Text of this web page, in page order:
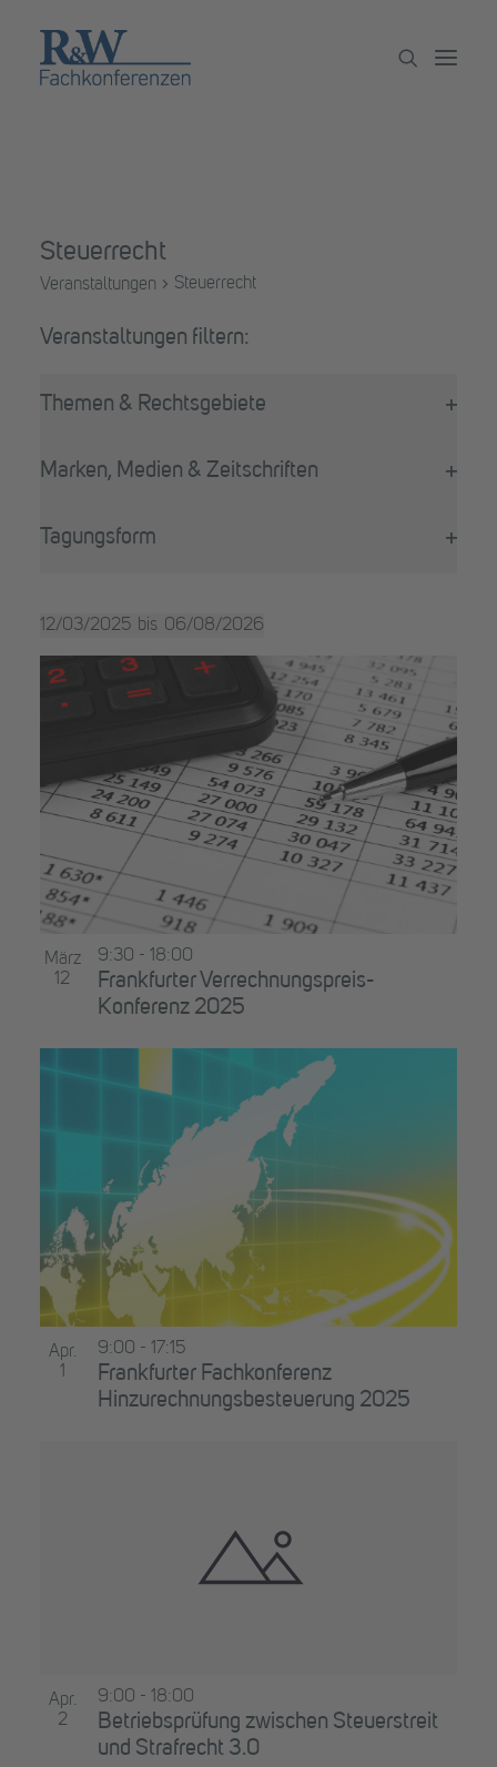
Steuerrecht
Veranstaltungen Steuerrecht
Veranstaltungen
Filter
Ändern
Formular-
Eingabefelder
die
mit
den
gefilterten
Ergebnissen
Themen & Rechtsgebiete
Marken, Medien & Zeitschriften
Tagungsform
12/03/2025
06/08/2026
auswählen.
List
Photo
View
März
12
Frankfurter Verrechnungspreis-
Konferenz 2025
9:30 - 18:00
Apr.
1
Frankfurter Fachkonferenz
Hinzurechnungsbesteuerung 2025
9:00 - 17:15
Apr.
2
Betriebsprüfung zwischen Steuerstreit
und Strafrecht 3.0
9:00 - 18:00